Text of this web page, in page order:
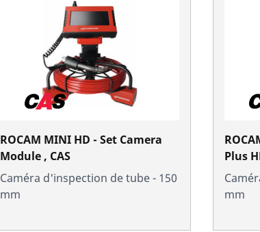
ROCAM MINI HD - Set Camera
Module , CAS
Caméra d'inspection de tube - 150
mm
ROCAM
Plus
mm